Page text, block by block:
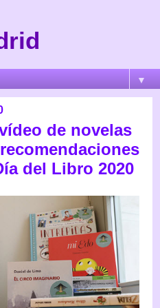
▼
de novelas
del Libro 2020